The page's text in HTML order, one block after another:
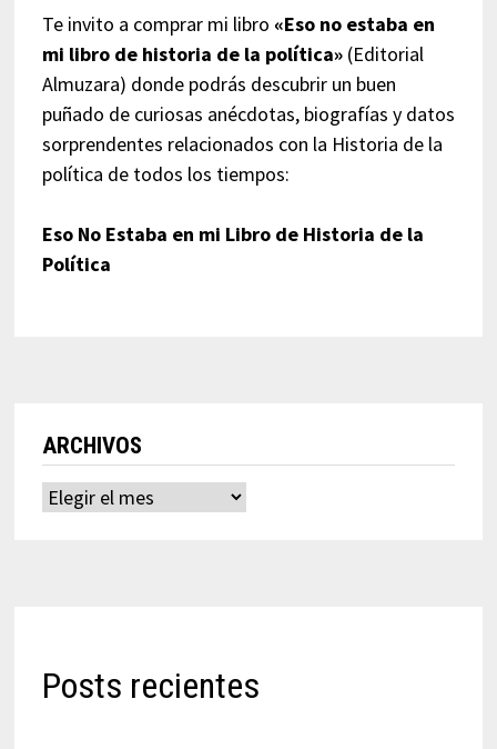
Te invito a comprar mi libro «Eso no estaba en
mi libro de historia de la política»(Editorial
Almuzara) donde podrás descubrir un buen
puñado de curiosas anécdotas, biografías y datos
sorprendentes relacionados con la Historia de la
política de todos los tiempos:
Eso No Estaba en mi Libro de Historia de la
Política
ARCHIVOS
Archivos
Posts recientes